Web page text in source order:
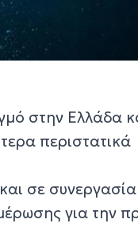
στην Ελλάδα
περιστατικά
σε
για την